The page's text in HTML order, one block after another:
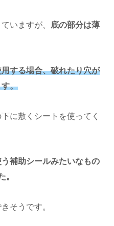
いますが、 底の部分は薄
する場合、破れたり穴が
。
に敷くシートを使ってく
補助シールみたいなもの
。
そうです。